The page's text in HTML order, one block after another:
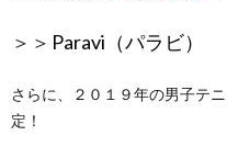
＞＞ Paravi（パラビ）
さらに、２０１９年の男子テ
定！